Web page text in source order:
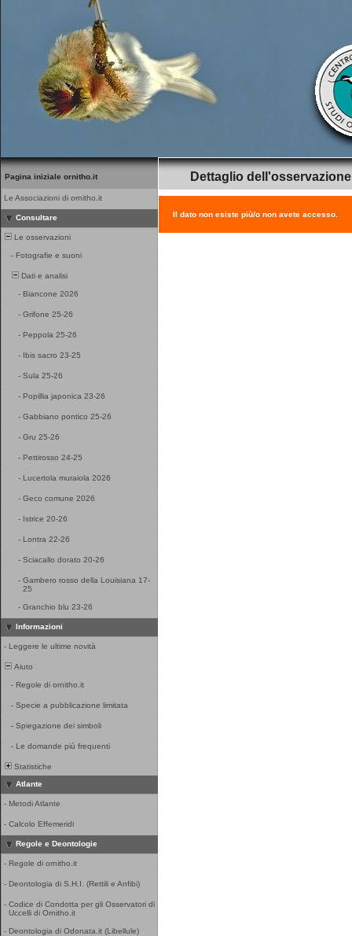
Pagina iniziale ornitho.it
Le Associazioni di ornitho.it
Consultare
Le osservazioni
- Fotografie e suoni
Dati e analisi
- Biancone 2026
- Grifone 25-26
- Peppola 25-26
- Ibis sacro 23-25
- Sula 25-26
- Popillia japonica 23-26
- Gabbiano pontico 25-26
- Gru 25-26
- Pettirosso 24-25
- Lucertola muraiola 2026
- Geco comune 2026
- Istrice 20-26
- Lontra 22-26
- Sciacallo dorato 20-26
- Gambero rosso della Louisiana 17-
25
- Granchio blu 23-26
Informazioni
- Leggere le ultime novità
Aiuto
- Regole di ornitho.it
- Specie a pubblicazione limitata
- Spiegazione dei simboli
- Le domande più frequenti
Statistiche
Atlante
- Metodi Atlante
- Calcolo Effemeridi
Regole e Deontologie
- Regole di ornitho.it
- Deontologia di S.H.I. (Rettili e Anfibi)
- Codice di Condotta per gli Osservatori di
Uccelli di Ornitho.it
- Deontologia di Odonata.it (Libellule)
Dettaglio dell'osservazione
Il dato non esiste più/o non avete accesso.